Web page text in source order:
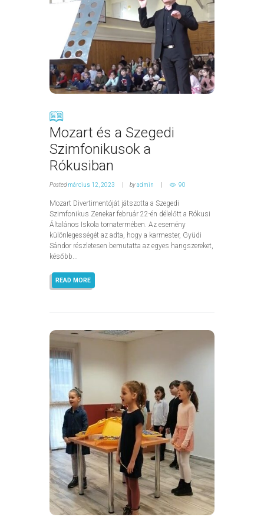
Mozart és a Szegedi
Szimfonikusok a
Rókusiban
Postedmárcius 12, 2023 byadmin 90
Mozart Divertimentóját játszotta a Szegedi
Szimfonikus Zenekar február 22-én délelőtt a Rókusi
Általános Iskola tornatermében. Az esemény
különlegességét az adta, hogy a karmester, Gyüdi
Sándor részletesen bemutatta az egyes hangszereket,
később...
READ MORE